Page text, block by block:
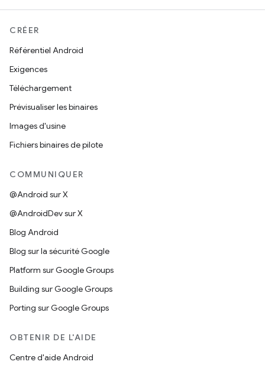
CRÉER
Référentiel Android
Exigences
Téléchargement
Prévisualiser les binaires
Images d'usine
Fichiers binaires de pilote
COMMUNIQUER
@Android sur X
@AndroidDev sur X
Blog Android
Blog sur la sécurité Google
Platform sur Google Groups
Building sur Google Groups
Porting sur Google Groups
OBTENIR DE L'AIDE
Centre d'aide Android